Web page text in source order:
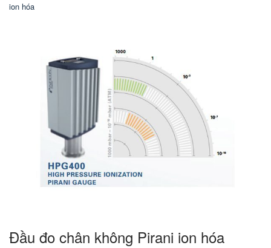
ion hóa
Đầu đo chân không Pirani ion hóa